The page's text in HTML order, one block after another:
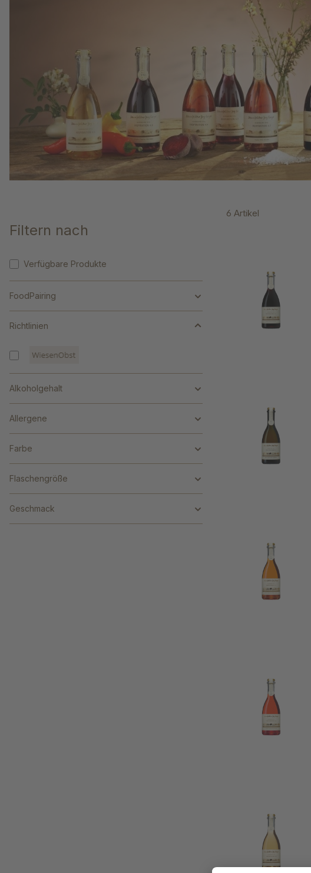
Filtern nach
Verfügbare Produkte
FoodPairing
Richtlinien
Alkoholgehalt
Allergene
Farbe
Flaschengröße
Geschmack
6 Artikel